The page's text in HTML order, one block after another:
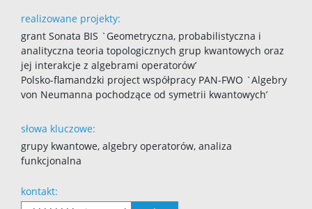
realizowane projekty:
grant Sonata BIS `Geometryczna, probabilistyczna i
analityczna teoria topologicznych grup kwantowych oraz
jej interakcje z algebrami operatorów’
Polsko-flamandzki project współpracy PAN-FWO `Algebry
von Neumanna pochodzące od symetrii kwantowych’
słowa kluczowe:
grupy kwantowe, algebry operatorów, analiza
funkcjonalna
kontakt: